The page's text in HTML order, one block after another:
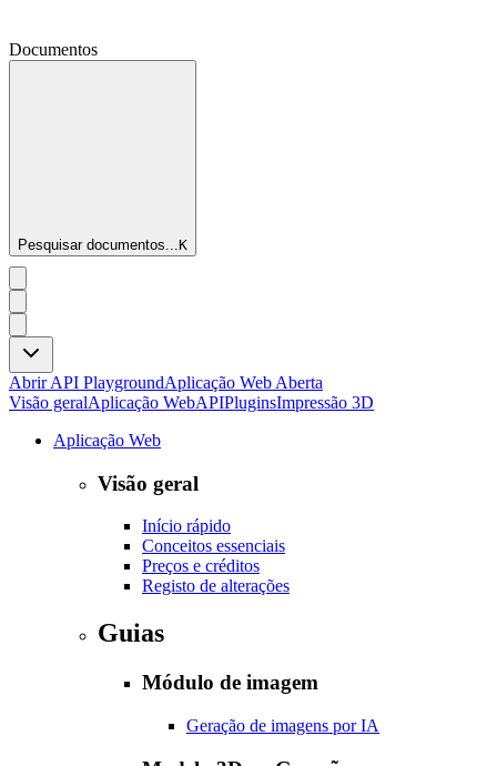
Documentos
Pesquisar documentos...K
Abrir API PlaygroundAplicação Web Aberta
Visão geralAplicação WebAPIPluginsImpressão 3D
Aplicação Web
Visão geral
Início rápido
Conceitos essenciais
Preços e créditos
Registo de alterações
Guias
Módulo de imagem
Geração de imagens por IA